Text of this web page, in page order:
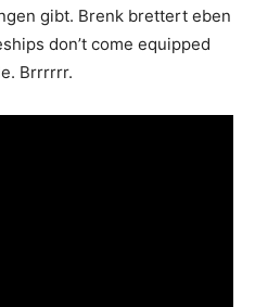
gibt. Brenk brettert eben
don’t come equipped
Brrrrrr.